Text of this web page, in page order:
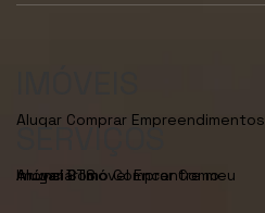
Alugar Comprar Empreendimentos
SERVIÇOS
Anunciar Imóvel
Encontre meu Imóvel Como Comprar
Como Alugar BTS